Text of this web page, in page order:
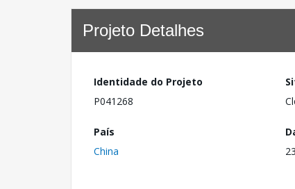
Projeto Detalhes
Identidade do Projeto
P041268
País
China